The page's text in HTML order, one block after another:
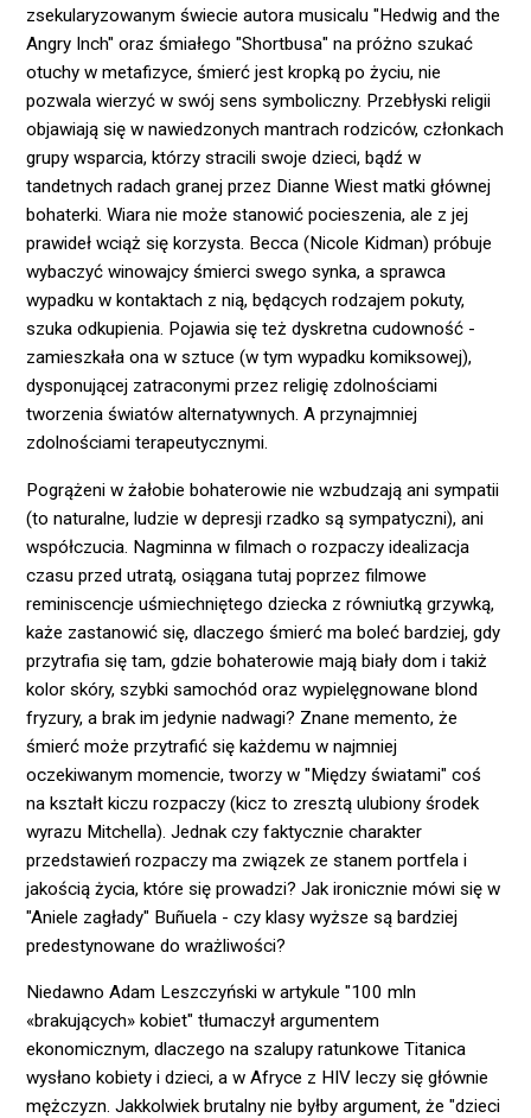
zsekularyzowanym świecie autora musicalu "Hedwig and the
Angry Inch" oraz śmiałego "Shortbusa" na próżno szukać
otuchy w metafizyce, śmierć jest kropką po życiu, nie
pozwala wierzyć w swój sens symboliczny. Przebłyski religii
objawiają się w nawiedzonych mantrach rodziców, członkach
grupy wsparcia, którzy stracili swoje dzieci, bądź w
tandetnych radach granej przez Dianne Wiest matki głównej
bohaterki. Wiara nie może stanowić pocieszenia, ale z jej
prawideł wciąż się korzysta. Becca (Nicole Kidman) próbuje
wybaczyć winowajcy śmierci swego synka, a sprawca
wypadku w kontaktach z nią, będących rodzajem pokuty,
szuka odkupienia. Pojawia się też dyskretna cudowność -
zamieszkała ona w sztuce (w tym wypadku komiksowej),
dysponującej zatraconymi przez religię zdolnościami
tworzenia światów alternatywnych. A przynajmniej
zdolnościami terapeutycznymi.
Pogrążeni w żałobie bohaterowie nie wzbudzają ani sympatii
(to naturalne, ludzie w depresji rzadko są sympatyczni), ani
współczucia. Nagminna w filmach o rozpaczy idealizacja
czasu przed utratą, osiągana tutaj poprzez filmowe
reminiscencje uśmiechniętego dziecka z równiutką grzywką,
każe zastanowić się, dlaczego śmierć ma boleć bardziej, gdy
przytrafia się tam, gdzie bohaterowie mają biały dom i takiż
kolor skóry, szybki samochód oraz wypielęgnowane blond
fryzury, a brak im jedynie nadwagi? Znane memento, że
śmierć może przytrafić się każdemu w najmniej
oczekiwanym momencie, tworzy w "Między światami" coś
na kształt kiczu rozpaczy (kicz to zresztą ulubiony środek
wyrazu Mitchella). Jednak czy faktycznie charakter
przedstawień rozpaczy ma związek ze stanem portfela i
jakością życia, które się prowadzi? Jak ironicznie mówi się w
"Aniele zagłady" Buñuela - czy klasy wyższe są bardziej
predestynowane do wrażliwości?
Niedawno Adam Leszczyński w artykule "100 mln
«brakujących» kobiet" tłumaczył argumentem
ekonomicznym, dlaczego na szalupy ratunkowe Titanica
wysłano kobiety i dzieci, a w Afryce z HIV leczy się głównie
mężczyzn. Jakkolwiek brutalny nie byłby argument, że "dzieci